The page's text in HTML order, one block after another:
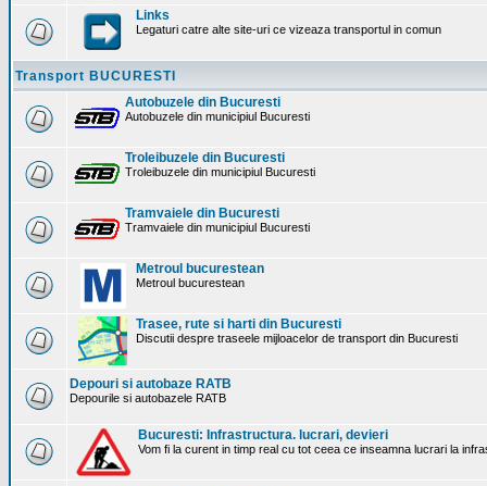
Links
Legaturi catre alte site-uri ce vizeaza transportul in comun
Transport BUCURESTI
Autobuzele din Bucuresti
Autobuzele din municipiul Bucuresti
Troleibuzele din Bucuresti
Troleibuzele din municipiul Bucuresti
Tramvaiele din Bucuresti
Tramvaiele din municipiul Bucuresti
Metroul bucurestean
Metroul bucurestean
Trasee, rute si harti din Bucuresti
Discutii despre traseele mijloacelor de transport din Bucuresti
Depouri si autobaze RATB
Depourile si autobazele RATB
Bucuresti: Infrastructura. lucrari, devieri
Vom fi la curent in timp real cu tot ceea ce inseamna lucrari la